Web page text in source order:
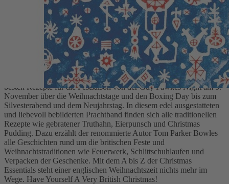
Rezepte & Geschichten
Artikel vergriffen
Artikel vergriffen
oder im Handel kaufen
Rezepte & Geschichten
Beschreibung
Das erste Buch für eine englische Weihnachtszeit präsentiert die 111
besten Rezepte für die Festsaison von der Guy Fawkes Night am 5.
November über die Weihnachtstage und den Boxing Day bis zum
Silvesterabend und dem Neujahrstag. In diesem edel ausgestatteten
und liebevoll bebilderten Prachtband finden sich alle traditionellen
Rezepte wie gebratener Truthahn, Eierpunsch und Christmas
Pudding. Dazu erzählt der renommierte Autor Tom Parker Bowles
alle Geschichten rund um die britischen Feste und
Weihnachtstraditionen wie Feuerwerk, Schlittschuhlaufen und
Verpacken der Geschenke. Mit dem A bis Z der Christmas
Essentials steht einer englischen Weihnachtszeit nichts mehr im
Wege. Have Yourself A Very British Christmas!